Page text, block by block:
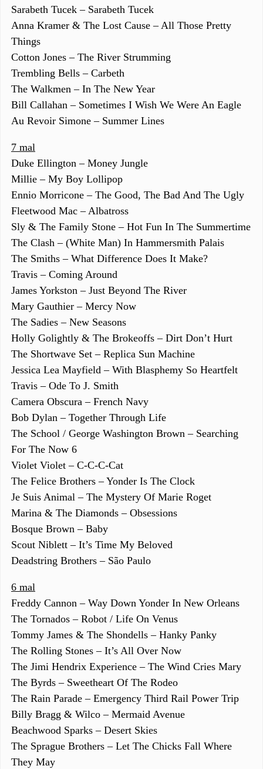
Sarabeth Tucek – Sarabeth Tucek
Anna Kramer & The Lost Cause – All Those Pretty
Things
Cotton Jones – The River Strumming
Trembling Bells – Carbeth
The Walkmen – In The New Year
Bill Callahan – Sometimes I Wish We Were An Eagle
Au Revoir Simone – Summer Lines
7 mal
Duke Ellington – Money Jungle
Millie – My Boy Lollipop
Ennio Morricone – The Good, The Bad And The Ugly
Fleetwood Mac – Albatross
Sly & The Family Stone – Hot Fun In The Summertime
The Clash – (White Man) In Hammersmith Palais
The Smiths – What Difference Does It Make?
Travis – Coming Around
James Yorkston – Just Beyond The River
Mary Gauthier – Mercy Now
The Sadies – New Seasons
Holly Golightly & The Brokeoffs – Dirt Don’t Hurt
The Shortwave Set – Replica Sun Machine
Jessica Lea Mayfield – With Blasphemy So Heartfelt
Travis – Ode To J. Smith
Camera Obscura – French Navy
Bob Dylan – Together Through Life
The School / George Washington Brown – Searching
For The Now 6
Violet Violet – C-C-C-Cat
The Felice Brothers – Yonder Is The Clock
Je Suis Animal – The Mystery Of Marie Roget
Marina & The Diamonds – Obsessions
Bosque Brown – Baby
Scout Niblett – It’s Time My Beloved
Deadstring Brothers – São Paulo
6 mal
Freddy Cannon – Way Down Yonder In New Orleans
The Tornados – Robot / Life On Venus
Tommy James & The Shondells – Hanky Panky
The Rolling Stones – It’s All Over Now
The Jimi Hendrix Experience – The Wind Cries Mary
The Byrds – Sweetheart Of The Rodeo
The Rain Parade – Emergency Third Rail Power Trip
Billy Bragg & Wilco – Mermaid Avenue
Beachwood Sparks – Desert Skies
The Sprague Brothers – Let The Chicks Fall Where
They May